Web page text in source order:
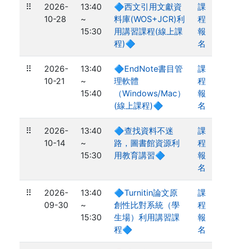
⠿
2026-
10-28
13:40
~
15:30
🔷西文引用文獻資
料庫(WOS+JCR)利
用講習課程(線上課
程)🔷
課
程
報
名
⠿
2026-
10-21
13:40
~
15:40
🔷EndNote書目管
理軟體
（Windows/Mac）
(線上課程)🔷
課
程
報
名
⠿
2026-
10-14
13:40
~
15:30
🔷查找資料不迷
路，圖書館資源利
用教育講習🔷
課
程
報
名
⠿
2026-
09-30
13:40
~
15:30
🔷Turnitin論文原
創性比對系統（學
生場）利用講習課
程🔷
課
程
報
名